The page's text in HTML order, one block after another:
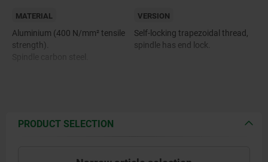
MATERIAL
Aluminium (400 N/mm² tensile
strength).
VERSION
Self-locking trapezoidal thread,
spindle has end lock.
PRODUCT SELECTION